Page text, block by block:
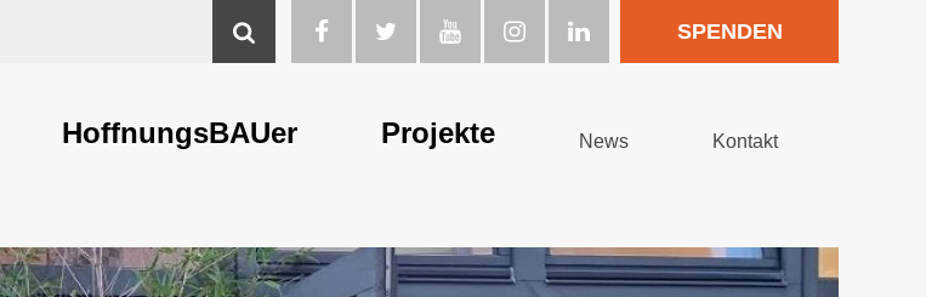
SPENDEN
HoffnungsBAUer Projekte News Kontakt